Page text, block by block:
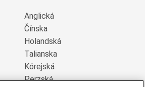
Anglická
Čínska
Holandská
Talianska
Kórejská
Perzská